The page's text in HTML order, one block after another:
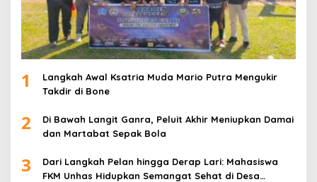
1
Langkah Awal Ksatria Muda Mario Putra Mengukir
Takdir di Bone
2
Di Bawah Langit Ganra, Peluit Akhir Meniupkan Damai
dan Martabat Sepak Bola
3
Dari Langkah Pelan hingga Derap Lari: Mahasiswa
FKM Unhas Hidupkan Semangat Sehat di Desa